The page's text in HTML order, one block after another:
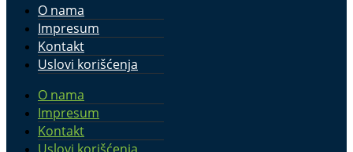
O nama
Impresum
Kontakt
Uslovi korišćenja
O nama
Impresum
Kontakt
Uslovi korišćenja